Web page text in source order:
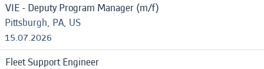
VIE - Deputy Program Manager (m/f)
Pittsburgh, PA, US
15.07.2026
Fleet Support Engineer